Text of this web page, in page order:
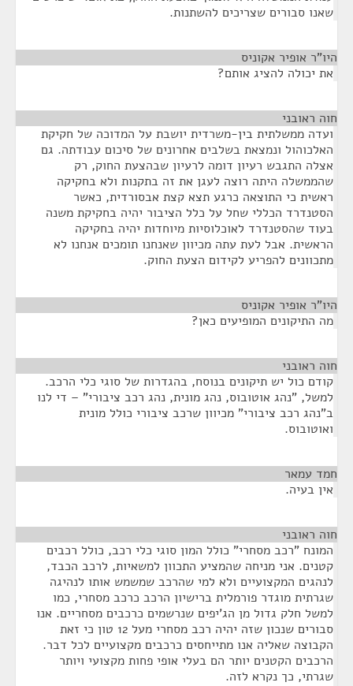
שאנו סבורים שצריכים להשתנות.
היו"ר אופיר אקוניס
את יכולה להציג אותם?
חוה ראובני
ועדה ממשלתית בין-משרדית יושבת על המדוכה של חקיקת
האלכוהול ונמצאת בשלבים אחרונים של סיכום עבודתה. גם
אצלה התגבש רעיון דומה לרעיון שבהצעת החוק, רק
שהממשלה היתה רוצה לעגן את זה בתקנות ולא בחקיקה
ראשית כי התוצאה כרגע תצא קצת אבסורדית, כאשר
הסטנדרד הכללי שחל על כלל הציבור יהיה בחקיקת משנה
בעוד שהסטנדרד לאוכלוסיות מיוחדות יהיה בחקיקה
הראשית. אבל לעת עתה מכיוון שאנחנו תומכים אנחנו לא
מתכוונים להפריע לקידום הצעת החוק.
היו"ר אופיר אקוניס
מה התיקונים המופיעים כאן?
חוה ראובני
קודם כול יש תיקונים בנוסח, בהגדרות של סוגי כלי הרכב.
למשל, "נהג אוטובוס, נהג מונית, נהג רכב ציבורי" – די לנו
ב"נהג רכב ציבורי" מכיוון שרכב ציבורי כולל מונית
ואוטובוס.
חמד עמאר
אין בעיה.
חוה ראובני
המונח "רכב מסחרי" כולל המון סוגי כלי רכב, כולל רכבים
קטנים. אני מניחה שהמציע התכוון למשאיות, לרכב הכבד,
לנהגים המקצועיים ולא למי שהרכב שמשמש אותו לנהיגה
שגרתית מוגדר פורמלית ברישיון הרכב כרכב מסחרי, כמו
למשל חלק גדול מן הג'יפים שנרשמים כרכבים מסחריים. אנו
סבורים שנכון שזה יהיה רכב מסחרי מעל 12 טון כי זאת
הקבוצה שאליה אנו מתייחסים כרכבים מקצועיים לכל דבר.
הרכבים הקטנים יותר הם בעלי אופי פחות מקצועי ויותר
שגרתי, כך נקרא לזה.